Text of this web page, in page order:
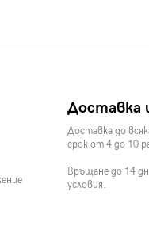
Доставка
Доставка до
срок от 4 до 10
Връщане до 14
условия.